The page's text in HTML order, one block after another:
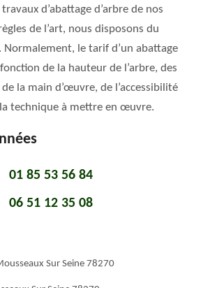
d’abattage d’arbre de nos
de l’art, nous disposons du
Normalement, le tarif d’un abattage
de la hauteur de l’arbre, des
la main d’œuvre, de l’accessibilité
technique à mettre en œuvre.
01 85 53 56 84
06 51 12 35 08
Sur Seine 78270